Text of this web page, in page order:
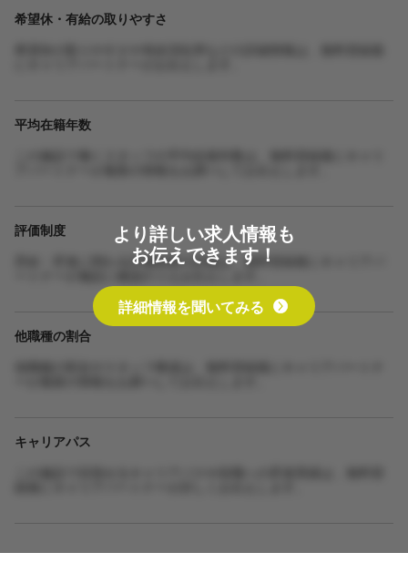
希望休・有給の取りやすさ
平均在籍年数
評価制度
昇給・昇進に関わる評価制度の詳細は、無料登録後にキャリアパ
他職種の割合
キャリアパス
より詳しい求人情報も
お伝えできます！
詳細情報を聞いてみる